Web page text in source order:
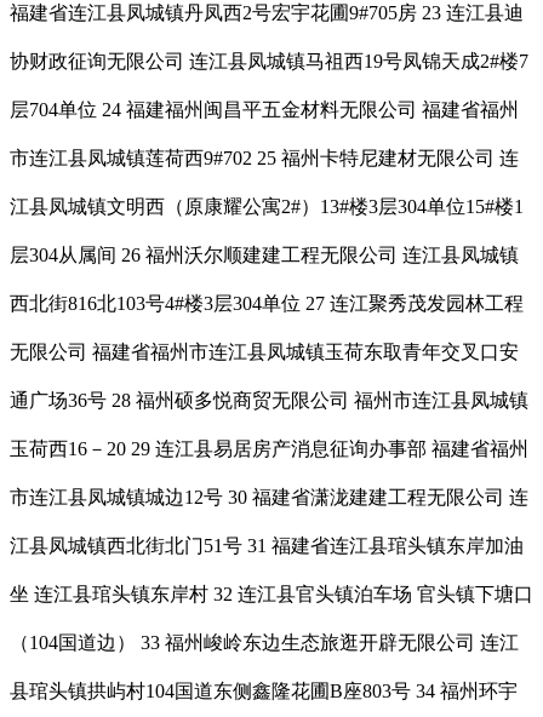
福建省连江县凤城镇丹凤西2号宏宇花圃9#705房 23 连江县迪
协财政征询无限公司 连江县凤城镇马祖西19号凤锦天成2#楼7
层704单位 24 福建福州闽昌平五金材料无限公司 福建省福州
市连江县凤城镇莲荷西9#702 25 福州卡特尼建材无限公司 连
江县凤城镇文明西（原康耀公寓2#）13#楼3层304单位15#楼1
层304从属间 26 福州沃尔顺建建工程无限公司 连江县凤城镇
西北街816北103号4#楼3层304单位 27 连江聚秀茂发园林工程
无限公司 福建省福州市连江县凤城镇玉荷东取青年交叉口安
通广场36号 28 福州硕多悦商贸无限公司 福州市连江县凤城镇
玉荷西16－20 29 连江县易居房产消息征询办事部 福建省福州
市连江县凤城镇城边12号 30 福建省潇泷建建工程无限公司 连
江县凤城镇西北街北门51号 31 福建省连江县琯头镇东岸加油
坐 连江县琯头镇东岸村 32 连江县官头镇泊车场 官头镇下塘口
（104国道边） 33 福州峻岭东边生态旅逛开辟无限公司 连江
县琯头镇拱屿村104国道东侧鑫隆花圃B座803号 34 福州环宇